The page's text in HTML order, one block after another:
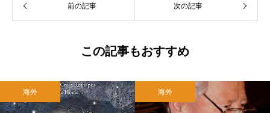
前の記事 次の記事
この記事もおすすめ
海外 海外